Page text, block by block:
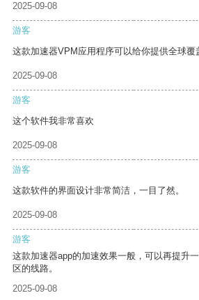
2025-09-08
游客
这款加速器VPM应用程序可以给你提供全球覆
2025-09-08
游客
这个软件我非常喜欢
2025-09-08
游客
这款软件的界面设计非常简洁，一目了然。
2025-09-08
游客
这款加速器app的加速效果一般，可以再提升
区的线路。
2025-09-08